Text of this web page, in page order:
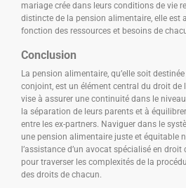
mariage crée dans leurs conditions de vie
distincte de la pension alimentaire, elle est
fonction des ressources et besoins de
Conclusion
La pension alimentaire, qu’elle soit
conjoint, est un élément central du droit de
vise à assurer une continuité dans le
la séparation de leurs parents et à
entre les ex-partners. Naviguer dans le
une pension alimentaire juste et équitable
l’assistance d’un avocat spécialisé en
pour traverser les complexités de la
des droits de chacun.